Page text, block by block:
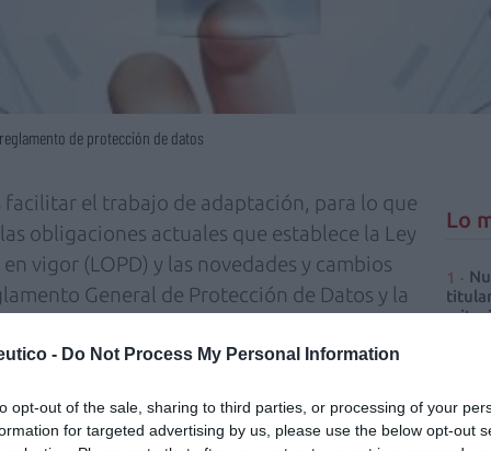
- Do Not Process My Personal Information
opt-out of the sale, sharing to third parties, or processing of your
for targeted advertising by us, please use the below opt-out
de protección de datos
el trabajo de adaptación, para lo que
obligaciones actuales que establece la Ley
vigor (LOPD) y las novedades y cambios
General de Protección de Datos y la
más destacados del reglamento,
2018, como los casos en los que es
protección de datos, y las funciones que
Lo